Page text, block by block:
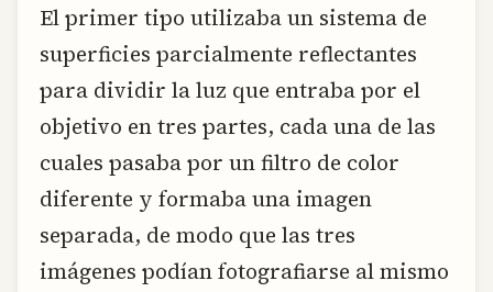
El primer tipo utilizaba un sistema de
superficies parcialmente reflectantes
para dividir la luz que entraba por el
objetivo en tres partes, cada una de las
cuales pasaba por un filtro de color
diferente y formaba una imagen
separada, de modo que las tres
imágenes podían fotografiarse al mismo